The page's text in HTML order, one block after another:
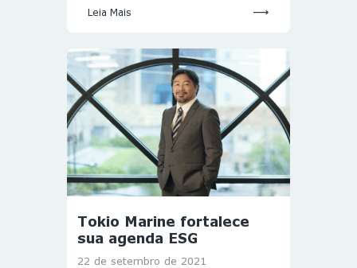
Leia Mais
Tokio Marine fortalece
sua agenda ESG
22 de setembro de 2021